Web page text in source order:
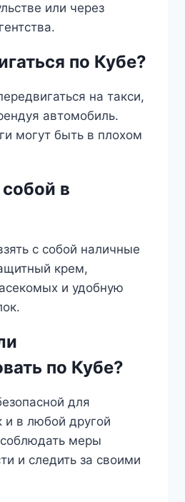
или через
по Кубе?
на такси,
автомобиль.
могут быть в плохом
в
с собой наличные
крем,
и удобную
по Кубе?
для
и в любой другой
меры
и следить за своими